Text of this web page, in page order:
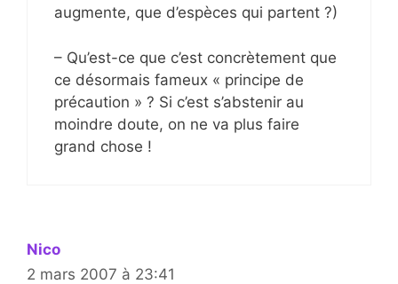
augmente, que d’espèces qui partent ?)
– Qu’est-ce que c’est concrètement que
ce désormais fameux « principe de
précaution » ? Si c’est s’abstenir au
moindre doute, on ne va plus faire
grand chose !
Nico
2 mars 2007 à 23:41